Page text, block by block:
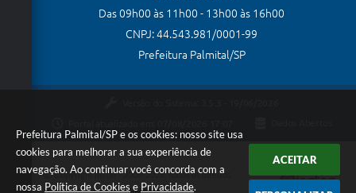
Prefeitura Palmital/SP e os cookies: nosso site usa
cookies para melhorar a sua experiência de
navegação. Ao continuar você concorda com a
nossa Política de Cookies e Privacidade.
ACEITAR
Das 09h00 às 11h00 - 13h00 às 16h00
CNPJ: 44.543.981/0001-99
Prefeitura Palmital/SP
Copyright Instar - 2006-2026. Todos os direitos
reservados -Instar Tecnologia